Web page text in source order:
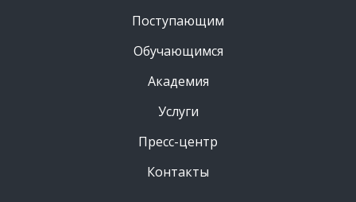
Поступающим
Обучающимся
Академия
Услуги
Пресс-центр
Контакты